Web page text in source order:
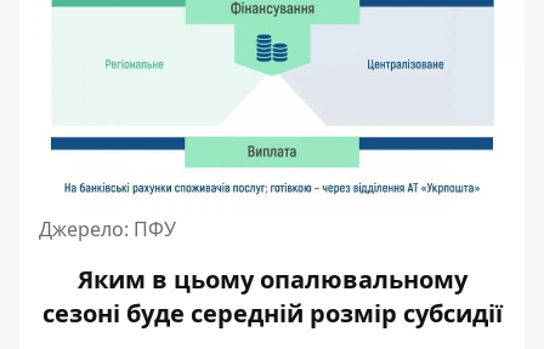
Джерело: ПФУ
Яким в цьому опалювальному
сезоні буде середній розмір субсидії